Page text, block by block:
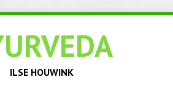
ILSE HOUWINK